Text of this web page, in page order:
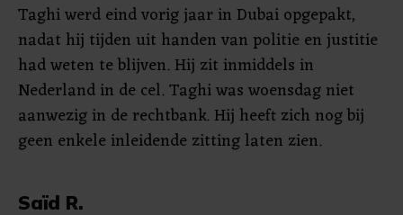
Taghi werd eind vorig jaar in Dubai opgepakt,
nadat hij tijden uit handen van politie en justitie
had weten te blijven. Hij zit inmiddels in
Nederland in de cel. Taghi was woensdag niet
aanwezig in de rechtbank. Hij heeft zich nog bij
geen enkele inleidende zitting laten zien.
Saïd R.